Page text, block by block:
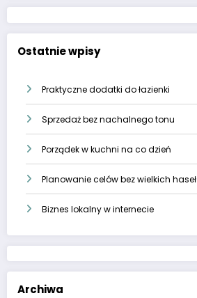
Ostatnie wpisy
Praktyczne dodatki do łazienki
Sprzedaż bez nachalnego tonu
Porządek w kuchni na co dzień
Planowanie celów bez wielkich haseł
Biznes lokalny w internecie
Archiwa